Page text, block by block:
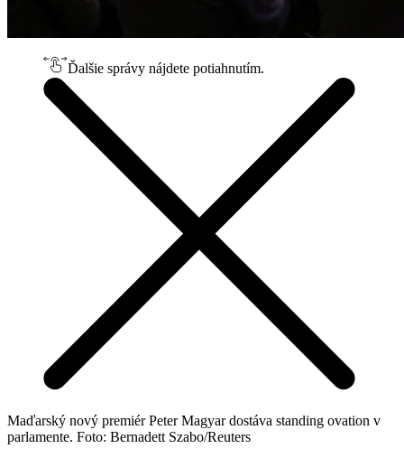
Ďalšie správy nájdete potiahnutím.
Maďarský nový premiér Peter Magyar dostáva standing ovation v
parlamente. Foto: Bernadett Szabo/Reuters